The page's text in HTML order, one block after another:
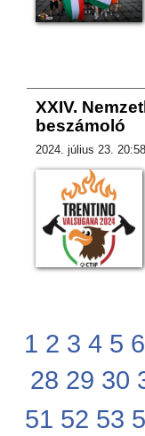
XXIV.
beszámoló
2024. július 23. 20:58
1 2 3 4 5 6
28 29 30
51 52 53